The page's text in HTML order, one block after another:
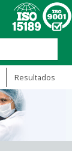
Resultados